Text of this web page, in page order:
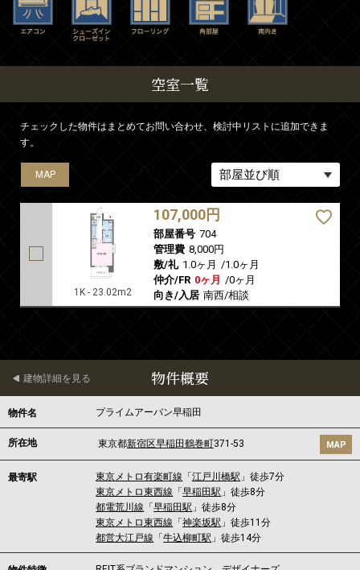
空室一覧
チェックした物件はまとめてお問い合わせ、検討中リストに追加できま
す。
MAP
1K - 23.02m2
107,000円
部屋番号 704
管理費 8,000円
敷/礼 1.0ヶ月 /1.0ヶ月
仲介/FR 0ヶ月 /0ヶ月
向き/入居 南西/相談
物件概要
建物詳細を見る
物件名 プライムアーバン早稲田
所在地 東京都新宿区早稲田鶴巻町371-53 MAP
最寄駅 東京メトロ有楽町線 「江戸川橋駅 」徒歩7分
東京メトロ東西線 「早稲田駅 」徒歩8分
都電荒川線 「早稲田駅 」徒歩8分
東京メトロ東西線 「神楽坂駅 」徒歩11分
都営大江戸線 「牛込柳町駅 」徒歩14分